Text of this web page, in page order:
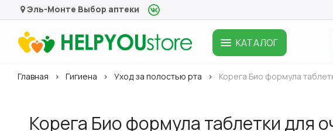
Эль-Монте Выбор аптеки
КАТАЛОГ
Главная Гигиена Уход за полостью рта Корега Био формула
Корега Био формула таблетки для